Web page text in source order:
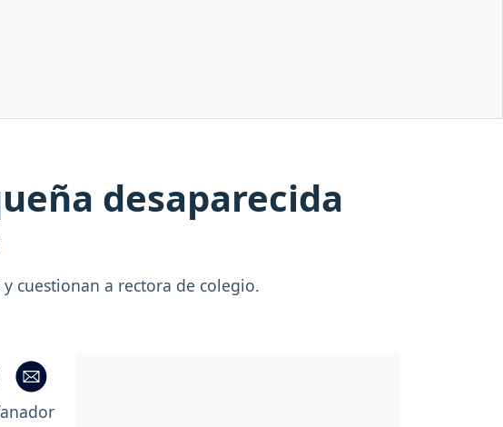
desaparecida
cuestionan a rectora de colegio.